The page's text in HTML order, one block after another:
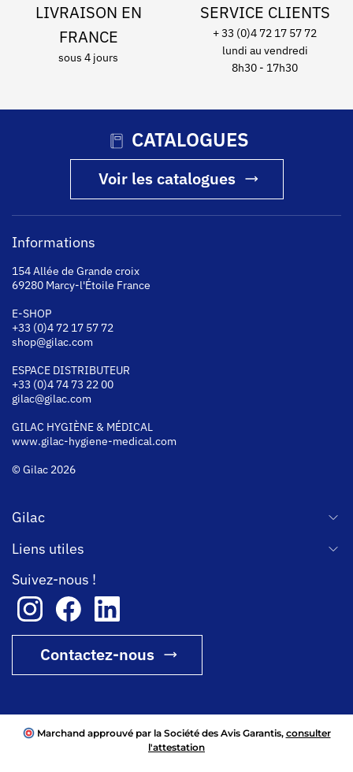
LIVRAISON EN
FRANCE
sous 4 jours
SERVICE CLIENTS
+ 33 (0)4 72 17 57 72
lundi au vendredi
8h30 - 17h30
CATALOGUES
Voir les catalogues
Informations
154 Allée de Grande croix
69280 Marcy-l'Étoile France
E-SHOP
+33 (0)4 72 17 57 72
shop@gilac.com
ESPACE DISTRIBUTEUR
+33 (0)4 74 73 22 00
gilac@gilac.com
GILAC HYGIÈNE & MÉDICAL
www.gilac-hygiene-medical.com
© Gilac 2026
Gilac
Liens utiles
Suivez-nous !
Contactez-nous
Marchand approuvé par la Société des Avis Garantis, consulter
l'attestation